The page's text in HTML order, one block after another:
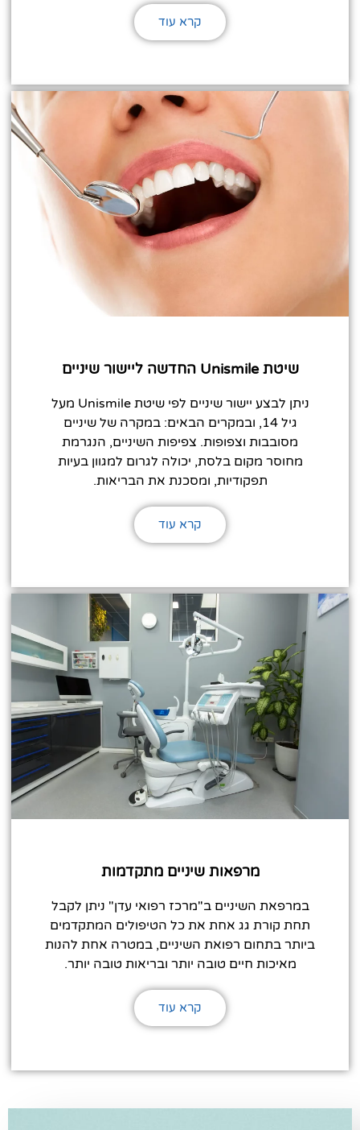
קרא עוד
שיטת Unismile החדשה ליישור שיניים
ניתן לבצע יישור שיניים לפי שיטת Unismile מעל
גיל 14, ובמקרים הבאים: במקרה של שיניים
מסובבות וצפופות. צפיפות השיניים, הנגרמת
מחוסר מקום בלסת, יכולה לגרום למגוון בעיות
תפקודיות, ומסכנת את הבריאות.
קרא עוד
מרפאות שיניים מתקדמות
במרפאת השיניים ב"מרכז רפואי עדן" ניתן לקבל
תחת קורת גג אחת את כל הטיפולים המתקדמים
ביותר בתחום רפואת השיניים, במטרה אחת להנות
מאיכות חיים טובה יותר ובריאות טובה יותר.
קרא עוד